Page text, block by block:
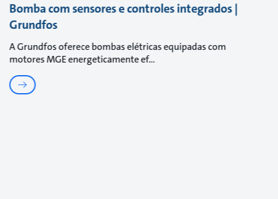
Bomba com sensores e controles integrados |
Grundfos
A Grundfos oferece bombas elétricas equipadas com
motores MGE energeticamente ef